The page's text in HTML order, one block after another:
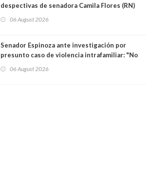
despectivas de senadora Camila Flores (RN)
06 August 2026
Senador Espinoza ante investigación por
presunto caso de violencia intrafamiliar: "No
antecedentes a Tribunal Supremo
06 August 2026